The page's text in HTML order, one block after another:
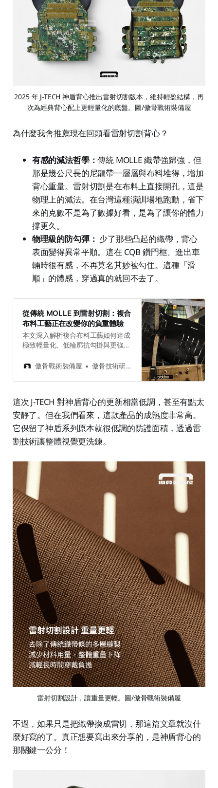
2025 年 J-TECH 神盾背心推出雷射切割版本，維持輕盈結構，再
次為經典背心配上更輕量化的底盤。圖/傲骨戰術裝備屋
為什麼我會推薦現在回頭看雷射切割背心？
有感的減法哲學：傳統 MOLLE 織帶強歸強，但
那是幾公尺長的尼龍帶一層層與布料堆得，增加
背心重量。雷射切割是在布料上直接開孔，這是
物理上的減法。在台灣這種演訓場地跑動，省下
來的克數不是為了數據好看，是為了讓你的體力
撐更久。
物理級的防勾彈： 少了那些凸起的織帶，背心
表面變得異常平順。這在 CQB 鑽門框、進出車
輛時很有感，不再莫名其妙被勾住。這種「滑
順」的體感，穿過真的就回不去了。
從傳統 MOLLE 到雷射切割：複合
布料工藝正在改變你的負重體驗
本文深入解析複合布料工藝如何達成
極致輕量化、低輪廓抗勾掛與更強的
帶你了解這項技術如何徹底改變你的
傲骨戰術裝備屋 傲骨技術研究所
這次 J-TECH 對神盾背心的更新相當低調，甚至有點太
安靜了。但在我們看來，這款產品的成熟度非常高。
它保留了神盾系列原本就很低調的防護面積，透過雷
割技術讓整體視覺更洗鍊。
雷射切割設計，讓重量更輕。圖/傲骨戰術裝備屋
不過，如果只是把織帶換成雷切，那這篇文章就沒什
麼好寫的了。真正想要寫出來分享的，是神盾背心的
那關鍵一公分！